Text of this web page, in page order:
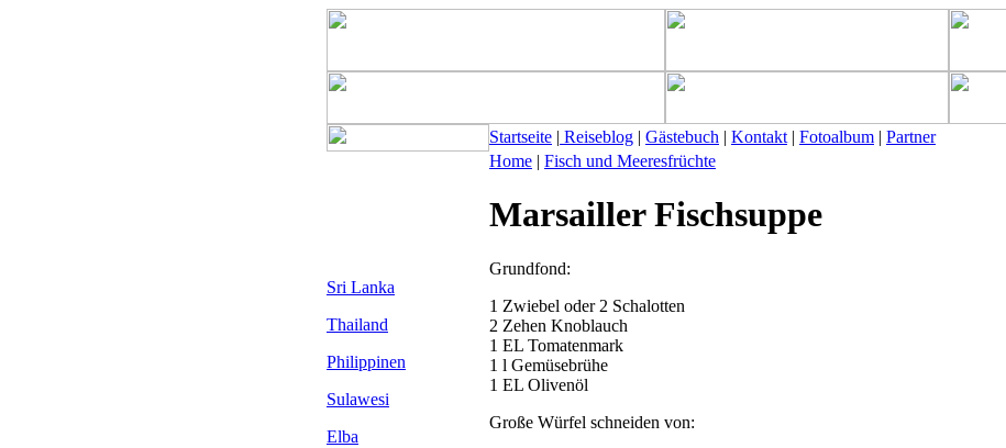
Startseite | Reiseblog | Gästebuch | Kontakt | Fotoalbum | Partner
Sri Lanka
Thailand
Philippinen
Sulawesi
Elba
Home | Fisch und Meeresfrüchte
Marsailler Fischsuppe
Grundfond:
1 Zwiebel oder 2 Schalotten
2 Zehen Knoblauch
1 EL Tomatenmark
1 l Gemüsebrühe
1 EL Olivenöl
Große Würfel schneiden von: